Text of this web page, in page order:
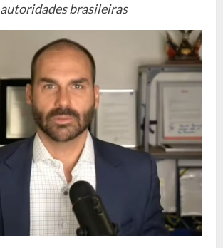
autoridades brasileiras